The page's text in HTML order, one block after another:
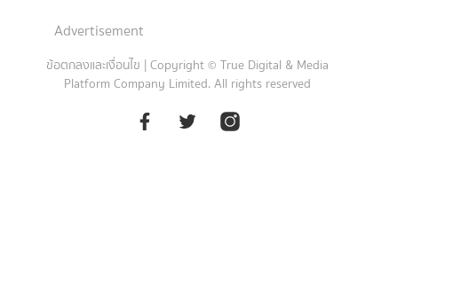
Advertisement
ข้อตกลงและเงื่อนไข | Copyright © True Digital & Media
Platform Company Limited. All rights reserved